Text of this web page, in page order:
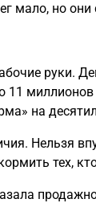
мало, но
руки.
11
на
Нельзя
тех,